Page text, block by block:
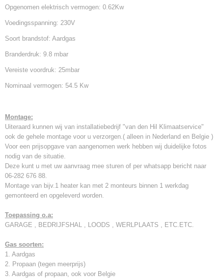
Opgenomen elektrisch vermogen: 0.62Kw
Voedingsspanning: 230V
Soort brandstof: Aardgas
Branderdruk: 9.8 mbar
Vereiste voordruk: 25mbar
Nominaal vermogen: 54.5 Kw
Montage:
Uiteraard kunnen wij van installatiebedrijf "van den Hil Klimaatservice"
ook de gehele montage voor u verzorgen.( alleen in Nederland en Belgie )
Voor een prijsopgave van aangenomen werk hebben wij duidelijke fotos
nodig van de situatie.
Deze kunt u met uw aanvraag mee sturen of per whatsapp bericht naar
06-282 676 88.
Montage van bijv.1 heater kan met 2 monteurs binnen 1 werkdag
gemonteerd en opgeleverd worden.
Toepassing o.a:
GARAGE , BEDRIJFSHAL , LOODS , WERLPLAATS , ETC.ETC.
Gas soorten:
1. Aardgas
2. Propaan (tegen meerprijs)
3. Aardgas of propaan, ook voor Belgie